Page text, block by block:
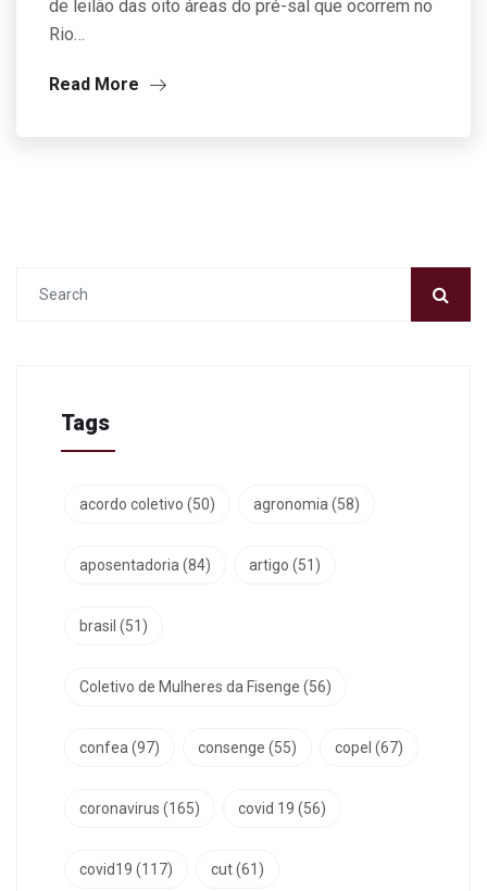
de leilão das oito áreas do pré-sal que ocorrem no
Rio…
Read More
Tags
acordo coletivo (50) agronomia (58)
aposentadoria (84) artigo (51)
brasil (51)
Coletivo de Mulheres da Fisenge (56)
confea (97) consenge (55) copel (67)
coronavirus (165) covid 19 (56)
covid19 (117) cut(61)